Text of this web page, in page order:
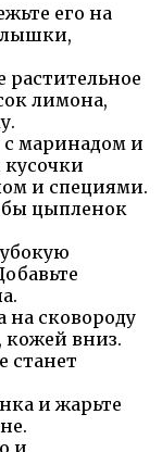
его на
растительное
лимона,
с маринадом и
и специями.
цыпленок
сковороду
кожей вниз.
станет
и жарьте
и